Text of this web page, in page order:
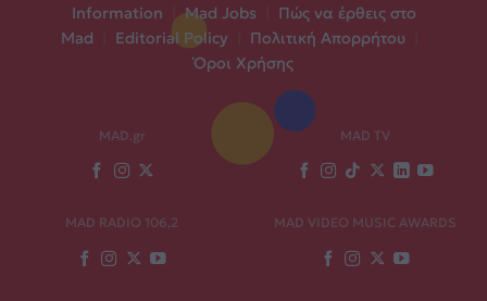
Information
Mad Jobs
Πώς να έρθεις στο
Mad
Editorial Policy Πολιτική Απορρήτου
Όροι Χρήσης
MAD.gr MAD TV
MAD RADIO 106,2 MAD VIDEO MUSIC AWARDS